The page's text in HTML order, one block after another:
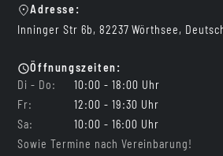
Adresse:
Inninger Str 6b, 82237 Wörthsee,
Öffnungszeiten:
Di - Do:
10:00 - 18:00 Uhr
Fr:
12:00 - 19:30 Uhr
Sa:
10:00 - 16:00 Uhr
Sowie Termine nach Vereinbarung!